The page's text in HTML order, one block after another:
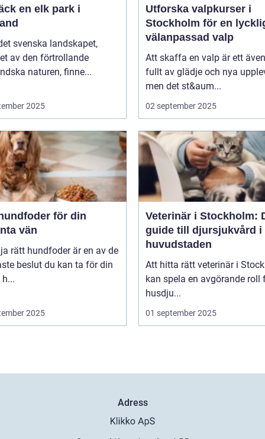
en elk park i
svenska landskapet,
av den förtrollande
naturen, finne...
2025
Utforska valpkurser i
Stockholm för en
välanpassad valp
Att skaffa en valp är ett
fullt av glädje och nya
men det st&aum...
02 september 2025
för din
vän
rätt hundfoder är en av de
beslut du kan ta för din
2025
Veterinär i Stockholm:
guide till djursjukvård i
huvudstaden
Att hitta rätt veterinär i
kan spela en avgörande roll
husdju...
01 september 2025
Adress